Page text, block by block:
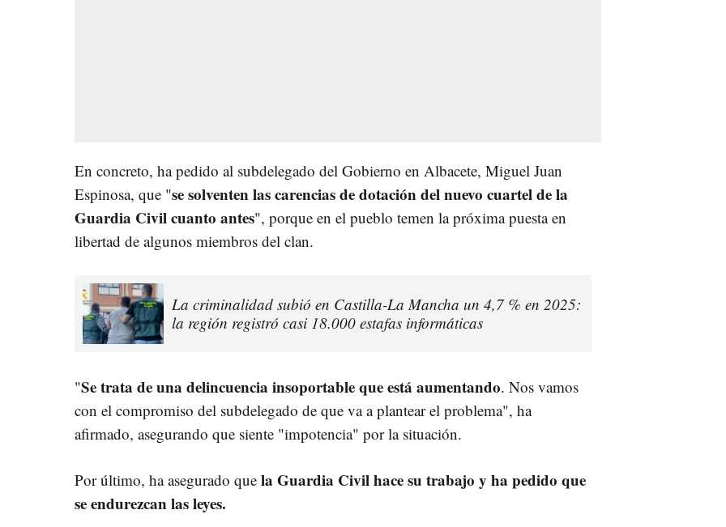
En concreto, ha pedido al subdelegado del Gobierno en Albacete, Miguel Juan
Espinosa, que "se solventen las carencias de dotación del nuevo cuartel de la
Guardia Civil cuanto antes", porque en el pueblo temen la próxima puesta en
libertad de algunos miembros del clan.
La criminalidad subió en Castilla-La Mancha un 4,7 % en 2025:
la región registró casi 18.000 estafas informáticas
"Se trata de una delincuencia insoportable que está aumentando. Nos vamos
con el compromiso del subdelegado de que va a plantear el problema", ha
afirmado, asegurando que siente "impotencia" por la situación.
Por último, ha asegurado que la Guardia Civil hace su trabajo y ha pedido que
se endurezcan las leyes.